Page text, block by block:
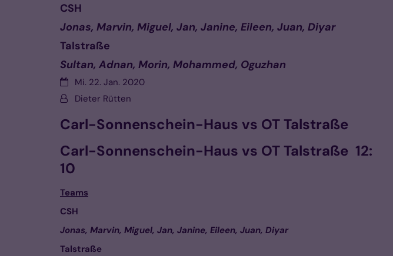
CSH
Jonas, Marvin, Miguel, Jan, Janine, Eileen, Juan, Diyar
Talstraße
Sultan, Adnan, Morin, Mohammed, Oguzhan
Datum:Mi. 22. Jan. 2020
Von:Dieter Rütten
Carl-Sonnenschein-Haus vs OT Talstraße
Carl-Sonnenschein-Haus vs OT Talstraße 12:
10
Teams
CSH
Jonas, Marvin, Miguel, Jan, Janine, Eileen, Juan, Diyar
Talstraße